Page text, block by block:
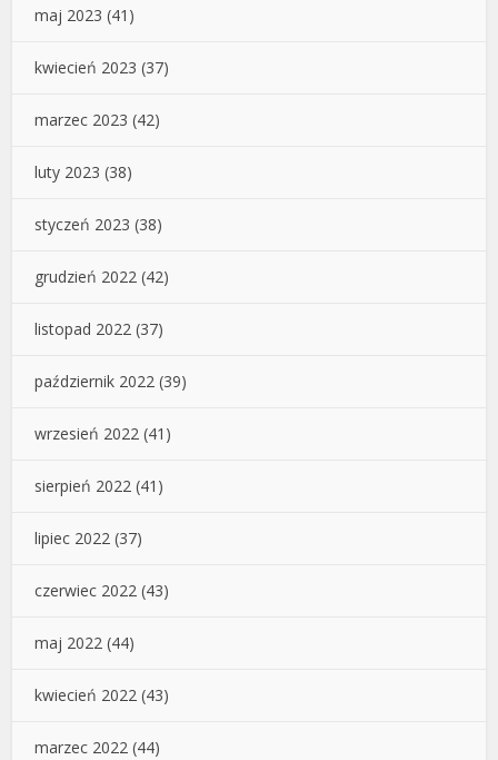
maj 2023 (41)
kwiecień 2023 (37)
marzec 2023 (42)
luty 2023 (38)
styczeń 2023 (38)
grudzień 2022 (42)
listopad 2022 (37)
październik 2022 (39)
wrzesień 2022 (41)
sierpień 2022 (41)
lipiec 2022 (37)
czerwiec 2022 (43)
maj 2022 (44)
kwiecień 2022 (43)
marzec 2022 (44)